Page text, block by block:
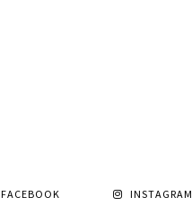
FACEBOOK INSTAGRAM